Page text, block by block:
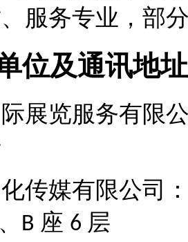
服务专业，部
位及通讯地址
展览服务有限
传媒有限公司
、 B 座 6 层